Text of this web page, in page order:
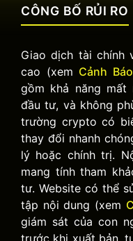
CÔNG BỐ RỦI RO
Giao dịch tài chính
cao (xem Cảnh
gồm khả năng
đầu tư, và không
trường crypto có
thay đổi nhanh
lý hoặc chính trị.
mang tính tham
tư. Website có thể
tập nội dung (xem
giám sát của con
trước khi xuất bản,